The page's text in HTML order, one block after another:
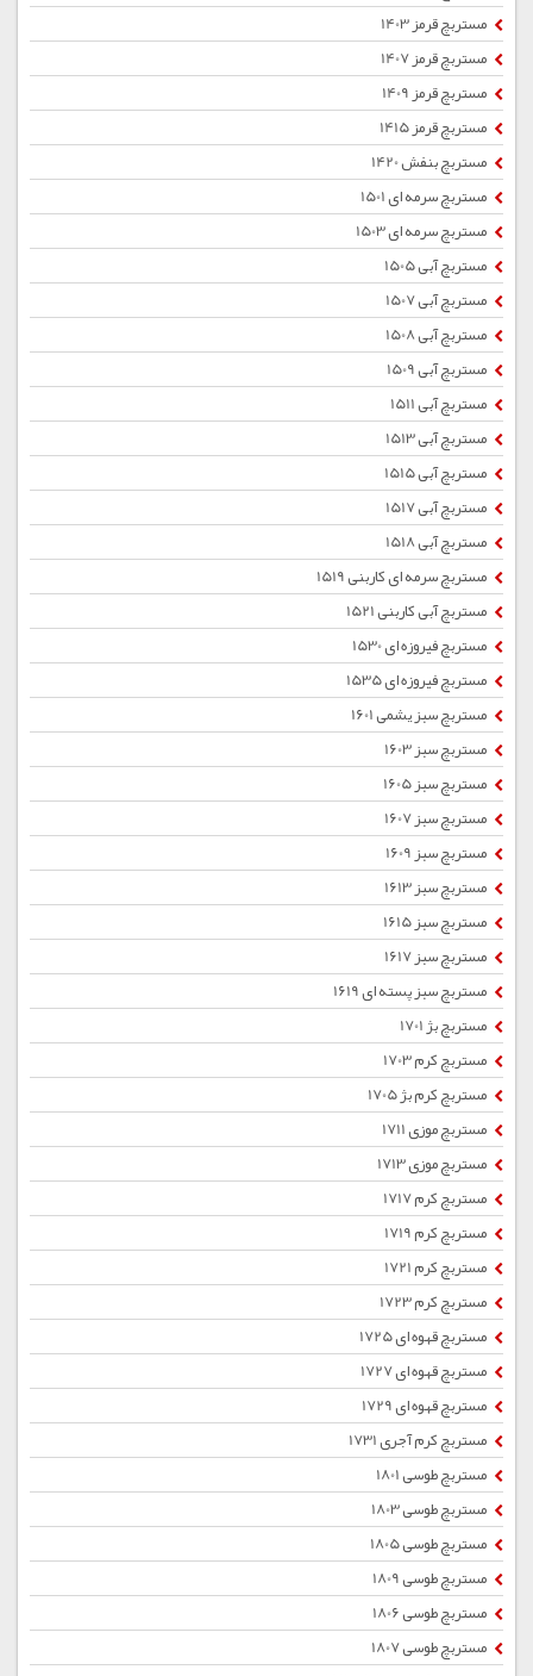
مستربچ قرمز 1403
مستربچ قرمز 1407
مستربچ قرمز 1409
مستربچ قرمز 1415
مستربچ بنفش 1420
مستربچ سرمه ای 1501
مستربچ سرمه ای 1503
مستربچ آبی 1505
مستربچ آبی 1507
مستربچ آبی 1508
مستربچ آبی 1509
مستربچ آبی 1511
مستربچ آبی 1513
مستربچ آبی 1515
مستربچ آبی 1517
مستربچ آبی 1518
مستربچ سرمه ای کاربنی 1519
مستربچ آبی کاربنی 1521
مستربچ فیروزه ای 1530
مستربچ فیروزه ای 1535
مستربچ سبز یشمی 1601
مستربچ سبز 1603
مستربچ سبز 1605
مستربچ سبز 1607
مستربچ سبز 1609
مستربچ سبز 1613
مستربچ سبز 1615
مستربچ سبز 1617
مستربچ سبز پسته ای 1619
مستربچ بژ 1701
مستربچ کرم 1703
مستربچ کرم بژ 1705
مستربچ موزی 1711
مستربچ موزی 1713
مستربچ کرم 1717
مستربچ کرم 1719
مستربچ کرم 1721
مستربچ کرم 1723
مستربچ قهوه ای 1725
مستربچ قهوه ای 1727
مستربچ قهوه ای 1729
مستربچ کرم آجری 1731
مستربچ طوسی 1801
مستربچ طوسی 1803
مستربچ طوسی 1805
مستربچ طوسی 1809
مستربچ طوسی 1806
مستربچ طوسی 1807